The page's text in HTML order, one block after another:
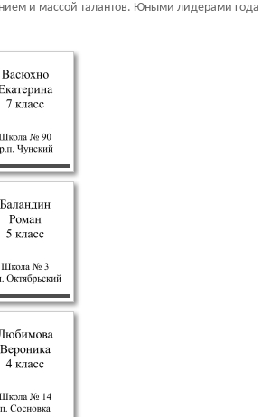
и массой талантов. Юными лидерами года